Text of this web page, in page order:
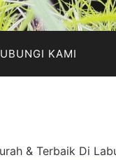
KAMI
& Terbaik Di